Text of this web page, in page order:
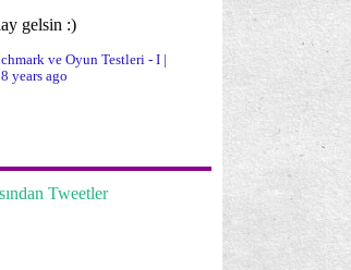
gelsin :)
ve Oyun Testleri - I |
8 years ago
Tweetler